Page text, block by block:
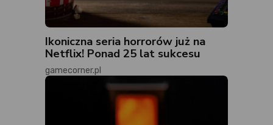
Ikoniczna seria horrorów już na
Netflix! Ponad 25 lat sukcesu
gamecorner.pl